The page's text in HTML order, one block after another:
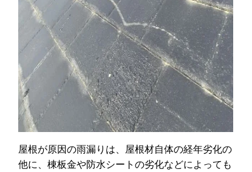
屋根が原因の雨漏りは、屋根材自体の経年劣化の
他に、棟板金や防水シートの劣化などによっても